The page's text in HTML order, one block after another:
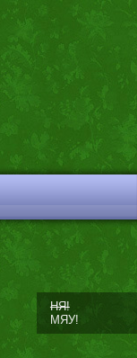
НЯ!
МЯУ!